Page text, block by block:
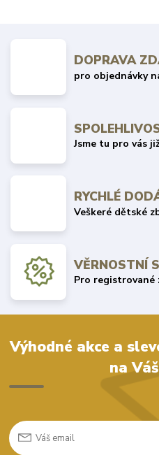
DOPRAVA
pro objednávky
Jsme tu pro vás
RYCHLÉ
Veškeré dětské
VĚRNOSTNÍ
Pro registrované
Výhodné akce a
na